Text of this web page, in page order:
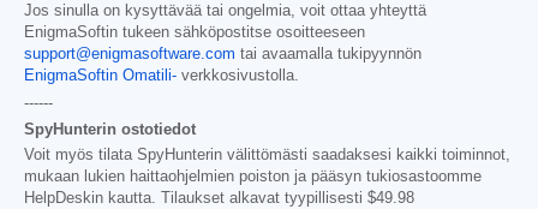
Jos sinulla on kysyttävää tai ongelmia, voit ottaa yhteyttä
EnigmaSoftin tukeen sähköpostitse osoitteeseen
support@enigmasoftware.com tai avaamalla tukipyynnön
EnigmaSoftin Omatili- verkkosivustolla.
------
SpyHunterin ostotiedot
Voit myös tilata SpyHunterin välittömästi saadaksesi kaikki toiminnot,
mukaan lukien haittaohjelmien poiston ja pääsyn tukiosastoomme
HelpDeskin kautta. Tilaukset alkavat tyypillisesti $49.98